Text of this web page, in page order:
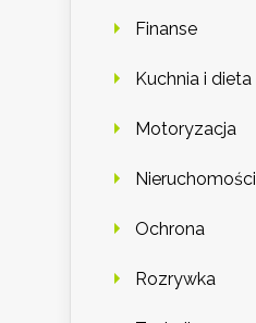
Finanse
Kuchnia i dieta
Motoryzacja
Nieruchomości
Ochrona
Rozrywka